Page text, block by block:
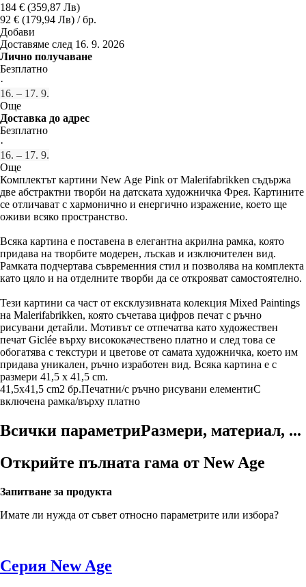
184 € (359,87 Лв)
92 € (179,94 Лв) / бр.
Добави
Доставяме след 16. 9. 2026
Лично получаване
Безплатно
·
16. – 17. 9.
Още
Доставка до адрес
Безплатно
·
16. – 17. 9.
Още
Комплектът картини New Age Pink от Malerifabrikken съдържа
две абстрактни творби на датската художничка Фрея. Картините
се отличават с хармонично и енергично изражение, което ще
оживи всяко пространство.
Всяка картина е поставена в елегантна акрилна рамка, която
придава на творбите модерен, лъскав и изключителен вид.
Рамката подчертава съвременния стил и позволява на комплекта
като цяло и на отделните творби да се открояват самостоятелно.
Тези картини са част от ексклузивната колекция Mixed Paintings
на Malerifabrikken, която съчетава цифров печат с ръчно
рисувани детайли. Мотивът се отпечатва като художествен
печат Giclée върху висококачествено платно и след това се
обогатява с текстури и цветове от самата художничка, което им
придава уникален, ръчно изработен вид. Всяка картина е с
размери 41,5 x 41,5 cm.
41,5x41,5 cm2 бр.Печатни/с ръчно рисувани елементиС
включена рамка/върху платно
Всички параметриРазмери, материал, ...
Открийте пълната гама от New Age
Запитване за продукта
Имате ли нужда от съвет относно параметрите или избора?
Серия New Age